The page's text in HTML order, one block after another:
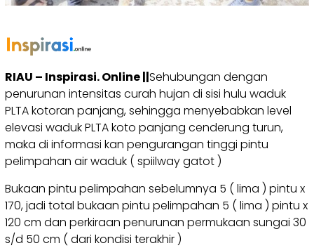
RIAU – Inspirasi. Online ||Sehubungan dengan
penurunan intensitas curah hujan di sisi hulu waduk
PLTA kotoran panjang, sehingga menyebabkan level
elevasi waduk PLTA koto panjang cenderung turun,
maka di informasi kan pengurangan tinggi pintu
pelimpahan air waduk ( spiilway gatot )
Bukaan pintu pelimpahan sebelumnya 5 ( lima ) pintu x
170, jadi total bukaan pintu pelimpahan 5 ( lima ) pintu x
120 cm dan perkiraan penurunan permukaan sungai 30
s/d 50 cm ( dari kondisi terakhir )